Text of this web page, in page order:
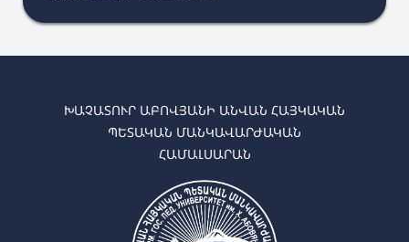
ԽԱՉԱՏՈՒՐ ԱԲՈՎՅԱՆԻ ԱՆՎԱՆ ՀԱՅԿԱԿԱՆ
ՊԵՏԱԿԱՆ ՄԱՆԿԱՎԱՐԺԱԿԱՆ
ՀԱՄԱԼՍԱՐԱՆ